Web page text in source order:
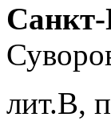
Санкт-
лит.В,